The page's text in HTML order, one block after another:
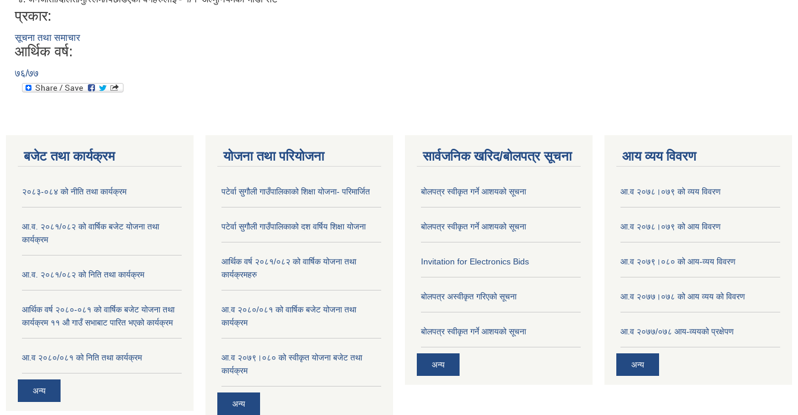
प्रकार:
सूचना तथा समाचार
आर्थिक वर्ष:
७६/७७
बजेट तथा कार्यक्रम
२०८३-०८४ को नीति तथा कार्यक्रम
आ.व. २०८१/०८२ को वार्षिक बजेट योजना तथा
कार्यक्रम
आ.व. २०८१/०८२ को निति तथा कार्यक्रम
आर्थिक वर्ष २०८०-०८१ को वार्षिक बजेट योजना तथा
कार्यक्रम ११ औ गाउँ सभाबाट पारित भएको कार्यक्रम
आ.व २०८०/०८१ को निति तथा कार्यक्रम
अन्य
योजना तथा परियोजना
पटेर्वा सुगौली गाउँपालिकाको शिक्षा योजना- परिमार्जित
पटेर्वा सुगौली गाउँपालिकाको दश वर्षिय शिक्षा योजना
आर्थिक वर्ष २०८१/०८२ को वार्षिक योजना तथा
कार्यक्रमहरु
आ.व २०८०/०८१ को वार्षिक बजेट योजना तथा
कार्यक्रम
आ.व २०७९।०८० को स्वीकृत योजना बजेट तथा
कार्यक्रम
अन्य
सार्वजनिक खरिद/बोलपत्र सूचना
बोलपत्र स्वीकृत गर्ने आशयको सूचना
बोलपत्र स्वीकृत गर्ने आशयको सूचना
Invitation for Electronics Bids
बोलपत्र अस्वीकृत गरिएको सूचना
बोलपत्र स्वीकृत गर्ने आशयको सूचना
अन्य
आय व्यय विवरण
आ.व २०७८।०७९ को व्यय विवरण
आ.व २०७८।०७९ को आय विवरण
आ.व २०७९।०८० को आय-व्यय विवरण
आ.व २०७७।०७८ को आय व्यय को विवरण
आ.व २०७७/०७८ आय-व्ययको प्रक्षेपण
अन्य